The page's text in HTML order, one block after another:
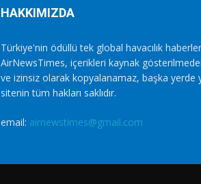
HAKKIMIZDA
Türkiye'nin ödüllü tek global havacılık
AirNewsTimes, içerikleri kaynak
ve izinsiz olarak kopyalanamaz, başka yerde
sitenin tüm hakları saklıdır.
email: airnewstimes@gmail.com